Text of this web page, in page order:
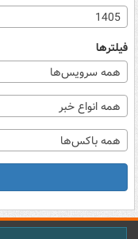
1405
فیلترها
همه سرویس‌ها
همه انواع خبر
همه باکس‌ها